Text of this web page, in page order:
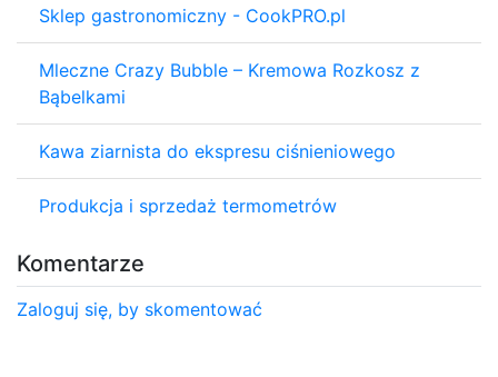
Sklep gastronomiczny - CookPRO.pl
Mleczne Crazy Bubble – Kremowa Rozkosz z
Bąbelkami
Kawa ziarnista do ekspresu ciśnieniowego
Produkcja i sprzedaż termometrów
Komentarze
Zaloguj się, by skomentować